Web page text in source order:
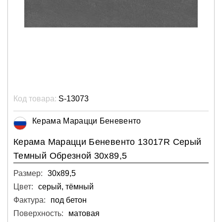
Код товара: S-13073
Керама Марацци Беневенто
Керама Марацци Беневенто 13017R Серый
Темный Обрезной 30х89,5
Размер:
30х89,5
Цвет:
серый, тёмный
Фактура:
под бетон
Поверхность:
матовая